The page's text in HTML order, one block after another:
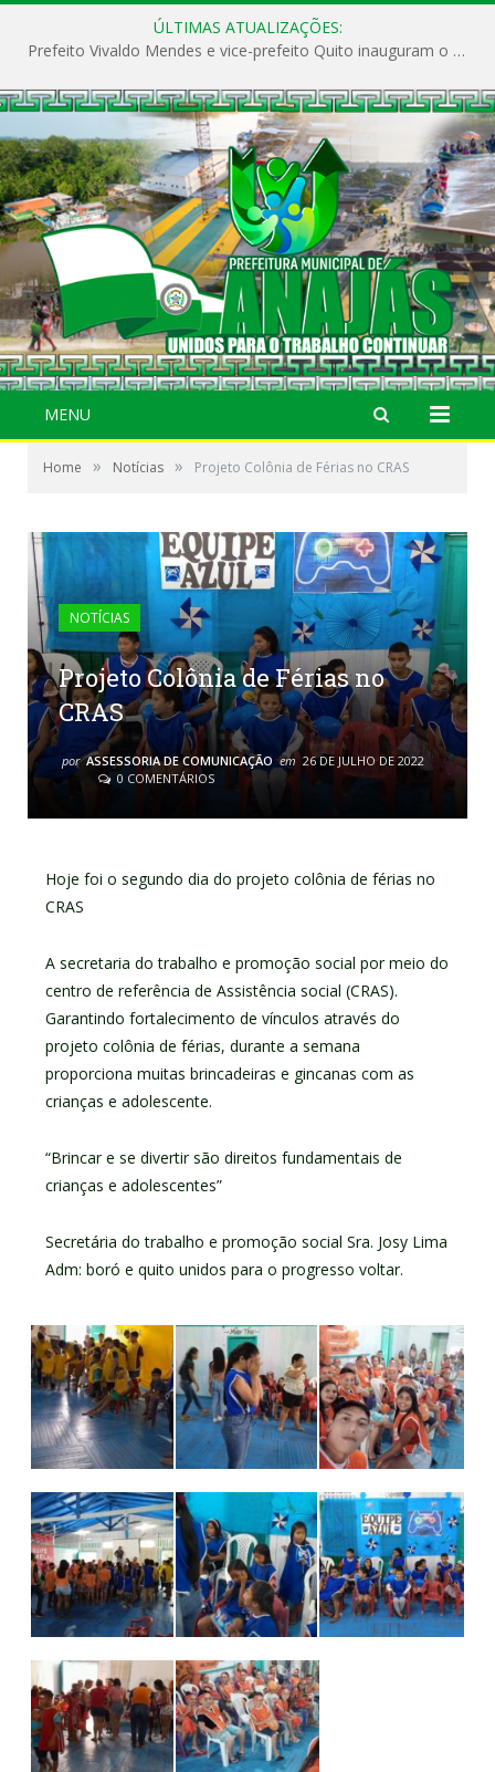
ÚLTIMAS ATUALIZAÇÕES:
Prefeito Vivaldo Mendes e vice-prefeito Quito inauguram o CAPS e fortalecem a saúde pública em Anajás.
MENU
Home » Notícias » Projeto Colônia de Férias no CRAS
NOTÍCIAS
Projeto Colônia de Férias no
CRAS
por ASSESSORIA DE COMUNICAÇÃO em 26 DE JULHO DE 2022
0 COMENTÁRIOS
Hoje foi o segundo dia do projeto colônia de férias no
CRAS
A secretaria do trabalho e promoção social por meio do
centro de referência de Assistência social (CRAS).
Garantindo fortalecimento de vínculos através do
projeto colônia de férias, durante a semana
proporciona muitas brincadeiras e gincanas com as
crianças e adolescente.
“Brincar e se divertir são direitos fundamentais de
crianças e adolescentes”
Secretária do trabalho e promoção social Sra. Josy Lima
Adm: boró e quito unidos para o progresso voltar.